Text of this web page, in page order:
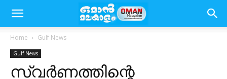
Home Gulf News
Gulf News
സ്വർണത്തിന്റെ